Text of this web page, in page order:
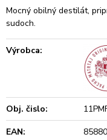
Mocný obilný destilát,
sudoch.
Výrobca:
Obj. čislo:
EAN: